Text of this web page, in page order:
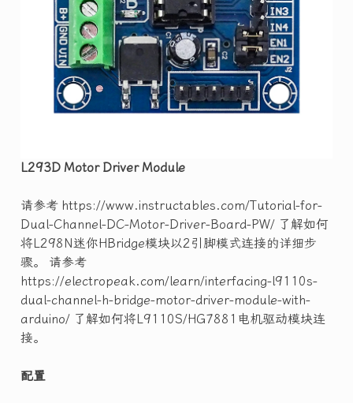
L293D Motor Driver Module
请参考 https://www.instructables.com/Tutorial-for-
Dual-Channel-DC-Motor-Driver-Board-PW/ 了解如何
将L298N迷你HBridge模块以2引脚模式连接的详细步
骤。 请参考
https://electropeak.com/learn/interfacing-l9110s-
dual-channel-h-bridge-motor-driver-module-with-
arduino/ 了解如何将L9110S/HG7881电机驱动模块连
接。
配置